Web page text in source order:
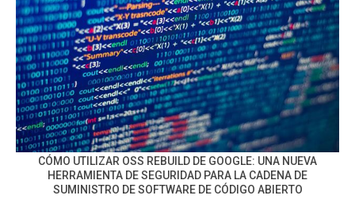
CÓMO UTILIZAR OSS REBUILD DE GOOGLE: UNA NUEVA
HERRAMIENTA DE SEGURIDAD PARA LA CADENA DE
SUMINISTRO DE SOFTWARE DE CÓDIGO ABIERTO